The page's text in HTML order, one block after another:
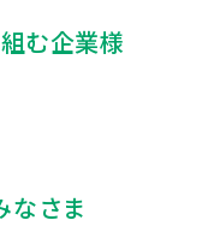
む企業様
なさま